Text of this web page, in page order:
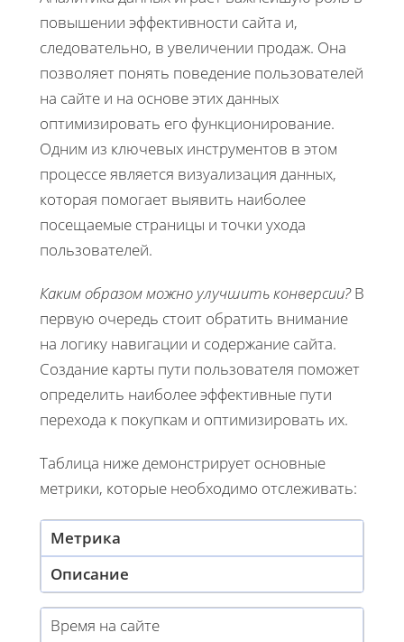
повышении эффективности сайта и,
следовательно, в увеличении продаж. Она
позволяет понять поведение пользователей
на сайте и на основе этих данных
оптимизировать его функционирование.
Одним из ключевых инструментов в этом
процессе является визуализация данных,
которая помогает выявить наиболее
посещаемые страницы и точки ухода
пользователей.
Каким образом можно улучшить конверсии?В
первую очередь стоит обратить внимание
на логику навигации и содержание сайта.
Создание карты пути пользователя поможет
определить наиболее эффективные пути
перехода к покупкам и оптимизировать их.
Таблица ниже демонстрирует основные
метрики, которые необходимо отслеживать:
Метрика
Описание
Время на сайте